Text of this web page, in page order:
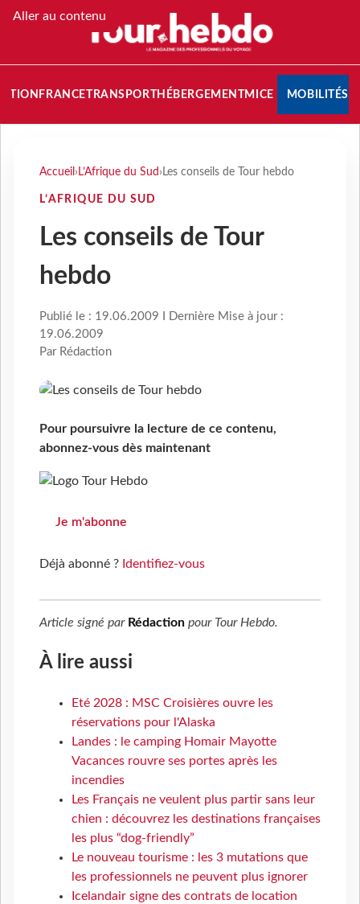
Aller au contenu
FRANCETRANSPORT HÉBERGEMENTMICE MOBILITÉS
Accueil › L’Afrique du Sud › Les conseils de Tour hebdo
L’AFRIQUE DU SUD
Les conseils de Tour
hebdo
Publié le : 19.06.2009 I Dernière Mise à jour :
19.06.2009
Par Rédaction
Pour poursuivre la lecture de ce contenu,
abonnez-vous dès maintenant
Je m'abonne
Déjà abonné ? Identifiez-vous
Article signé par Rédaction pour Tour Hebdo.
À lire aussi
Eté 2028 : MSC Croisières ouvre les
réservations pour l'Alaska
Landes : le camping Homair Mayotte
Vacances rouvre ses portes après les
incendies
Les Français ne veulent plus partir sans leur
chien : découvrez les destinations françaises
les plus “dog-friendly”
Le nouveau tourisme : les 3 mutations que
les professionnels ne peuvent plus ignorer
Icelandair signe des contrats de location